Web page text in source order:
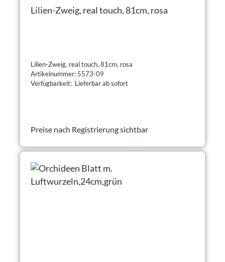
Lilien-Zweig, real touch, 81cm, rosa
Lilien-Zweig, real touch, 81cm, rosa
Artikelnummer: 5573-09
Verfügbarkeit: Lieferbar ab sofort
Preise nach Registrierung sichtbar